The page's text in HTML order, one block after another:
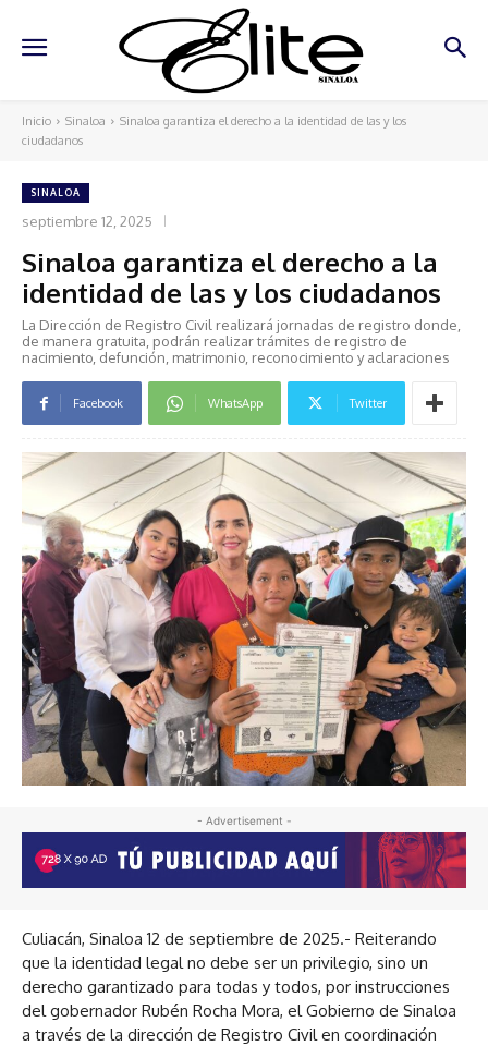
Inicio Sinaloa
Sinaloa garantiza el derecho a la identidad de las y los
ciudadanos
SINALOA
septiembre 12, 2025
Sinaloa garantiza el derecho a la
identidad de las y los ciudadanos
La Dirección de Registro Civil realizará jornadas de registro donde,
de manera gratuita, podrán realizar trámites de registro de
nacimiento, defunción, matrimonio, reconocimiento y aclaraciones
Facebook WhatsApp Twitter
- Advertisement -
Culiacán, Sinaloa 12 de septiembre de 2025.- Reiterando
que la identidad legal no debe ser un privilegio, sino un
derecho garantizado para todas y todos, por instrucciones
del gobernador Rubén Rocha Mora, el Gobierno de Sinaloa
a través de la dirección de Registro Civil en coordinación